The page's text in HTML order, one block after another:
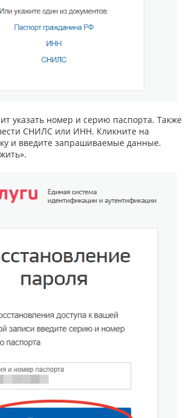
указать номер и серию паспорта. Также
СНИЛС или ИНН. Кликните на
и введите запрашиваемые данные.